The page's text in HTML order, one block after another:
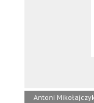
Antoni